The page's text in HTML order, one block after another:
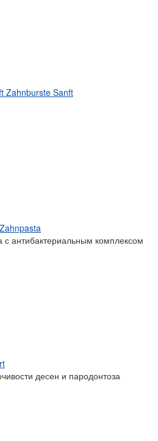
Zahnburste Sanft
антибактериальным комплексом
десен и пародонтоза